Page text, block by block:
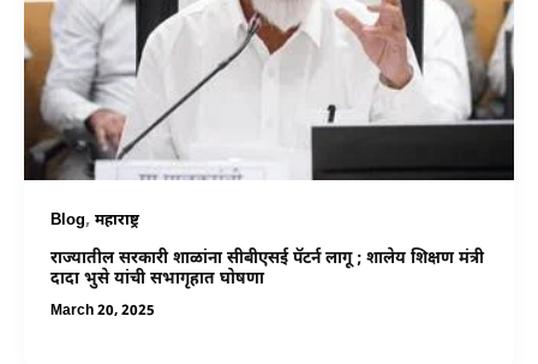
Blog, महाराष्ट्र
राज्यातील सरकारी शाळांना सीबीएसई पॅटर्न लागू ; शालेय शिक्षण मंत्री
दादा भुसे यांची सभागृहात घोषणा
March 20, 2025